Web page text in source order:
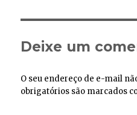
Deixe um
O seu endereço de e-mail
obrigatórios são marcados